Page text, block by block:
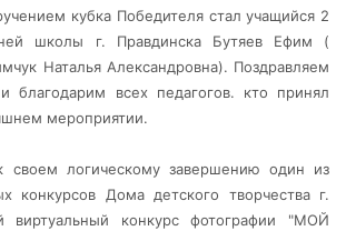
кубка Победителя стал учащийся 2
школы г. Правдинска Бутяев Ефим (
Наталья Александровна). Поздравляем
благодарим всех педагогов. кто принял
мероприятии.
логическому завершению один из
конкурсов Дома детского творчества г.
виртуальный конкурс фотографии "МОЙ